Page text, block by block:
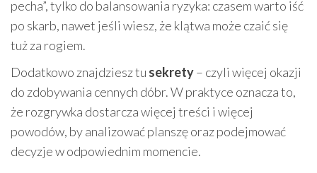
pecha”, tylko do balansowania ryzyka: czasem warto iść
po skarb, nawet jeśli wiesz, że klątwa może czaić się
tuż za rogiem.
Dodatkowo znajdziesz tu sekrety– czyli więcej okazji
do zdobywania cennych dóbr. W praktyce oznacza to,
że rozgrywka dostarcza więcej treści i więcej
powodów, by analizować planszę oraz podejmować
decyzje w odpowiednim momencie.